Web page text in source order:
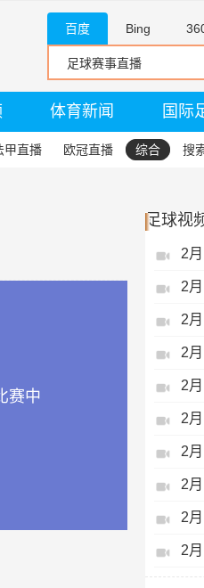
百度 Bing
体育新闻 国际
甲直播 欧冠直播 综合 搜
赛中
足球视
2
2